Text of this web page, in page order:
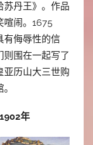
苏丹王》。作品
喧闹。1675
有侮辱性的信
则围在一起写了
亚历山大三世购
年